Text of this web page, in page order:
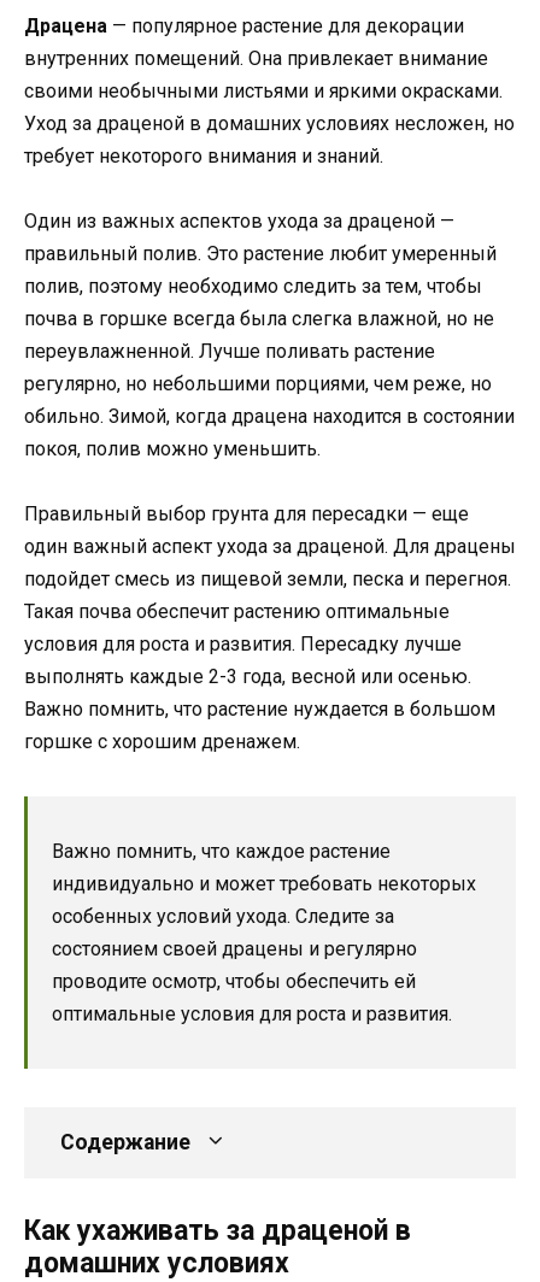
Драцена — популярное растение для декорации
внутренних помещений. Она привлекает внимание
своими необычными листьями и яркими окрасками.
Уход за драценой в домашних условиях несложен, но
требует некоторого внимания и знаний.
Один из важных аспектов ухода за драценой —
правильный полив. Это растение любит умеренный
полив, поэтому необходимо следить за тем, чтобы
почва в горшке всегда была слегка влажной, но не
переувлажненной. Лучше поливать растение
регулярно, но небольшими порциями, чем реже, но
обильно. Зимой, когда драцена находится в состоянии
покоя, полив можно уменьшить.
Правильный выбор грунта для пересадки — еще
один важный аспект ухода за драценой. Для драцены
подойдет смесь из пищевой земли, песка и перегноя.
Такая почва обеспечит растению оптимальные
условия для роста и развития. Пересадку лучше
выполнять каждые 2-3 года, весной или осенью.
Важно помнить, что растение нуждается в большом
горшке с хорошим дренажем.
Важно помнить, что каждое растение
индивидуально и может требовать некоторых
особенных условий ухода. Следите за
состоянием своей драцены и регулярно
проводите осмотр, чтобы обеспечить ей
оптимальные условия для роста и развития.
Содержание
Как ухаживать за драценой в
домашних условиях